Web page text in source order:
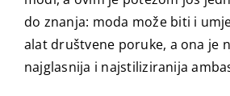
do znanja: moda može biti i
alat društvene poruke, a ona je
najglasnija i najstiliziranija